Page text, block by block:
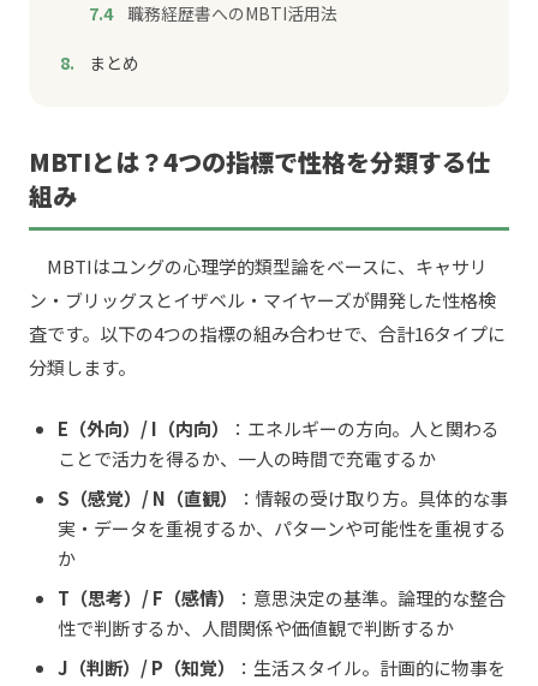
職務経歴書へのMBTI活用法
まとめ
MBTIとは？4つの指標で性格を分類する仕
組み
MBTIはユングの心理学的類型論をベースに、キャサリ
ン・ブリッグスとイザベル・マイヤーズが開発した性格検
査です。以下の4つの指標の組み合わせで、合計16タイプに
分類します。
E（外向）/ I（内向）
：エネルギーの方向。人と関わる
ことで活力を得るか、一人の時間で充電するか
S（感覚）/ N（直観）
：情報の受け取り方。具体的な事
実・データを重視するか、パターンや可能性を重視する
か
T（思考）/ F（感情）
：意思決定の基準。論理的な整合
性で判断するか、人間関係や価値観で判断するか
J（判断）/ P（知覚）
：生活スタイル。計画的に物事を